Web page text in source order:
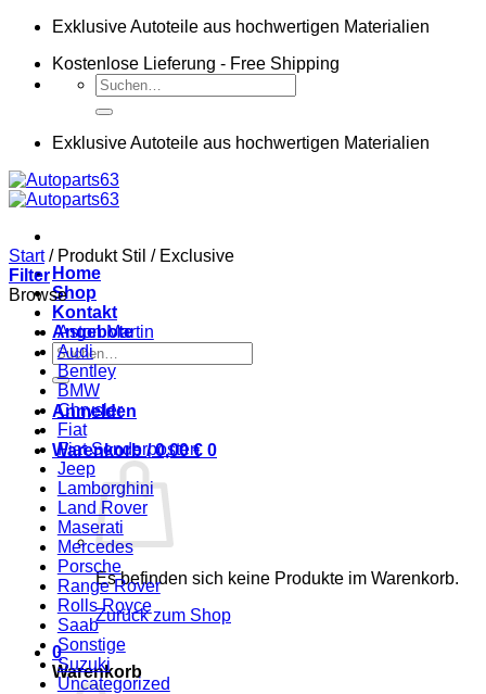
Zum
springen
Exklusive Autoteile aus hochwertigen Materialien
Kostenlose Lieferung - Free Shipping
Suchen
nach:
Exklusive Autoteile aus hochwertigen Materialien
Home
Shop
Kontakt
Angebote
Suchen
nach:
Anmelden
Warenkorb /0,00€ 0
Es befinden sich keine Produkte im Warenkorb.
Zurück zum Shop
0
Warenkorb
Start /Produkt Stil /Exclusive
Filter
Browse
Aston Martin
Audi
Bentley
BMW
Chrysler
Fiat
Fiat Sonderposten
Jeep
Lamborghini
Land Rover
Maserati
Mercedes
Porsche
Range Rover
Rolls Royce
Saab
Sonstige
Suzuki
Uncategorized